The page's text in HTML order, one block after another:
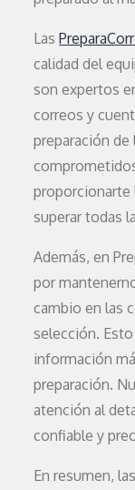
Las
calidad del
son expertos
correos y
preparación de
proporcionarte
superar todas
Además, en
por
cambio en las
selección.
información
preparación.
atención al
confiable y
En resumen,